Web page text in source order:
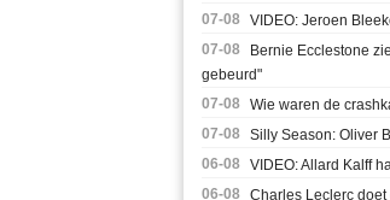
07-08 VIDEO: Jeroen
07-08
Bernie Ecclestone
gebeurd"
07-08 Wie waren de
07-08 Silly Season: Oliver
06-08 VIDEO: Allard Kalff
06-08 Charles Leclerc